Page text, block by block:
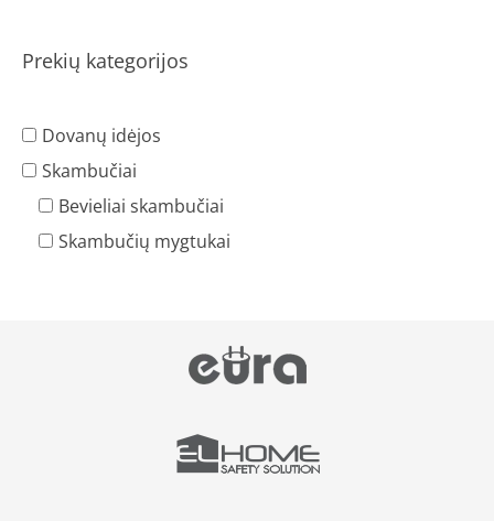
Prekių kategorijos
Dovanų idėjos
Skambučiai
Bevieliai skambučiai
Skambučių mygtukai